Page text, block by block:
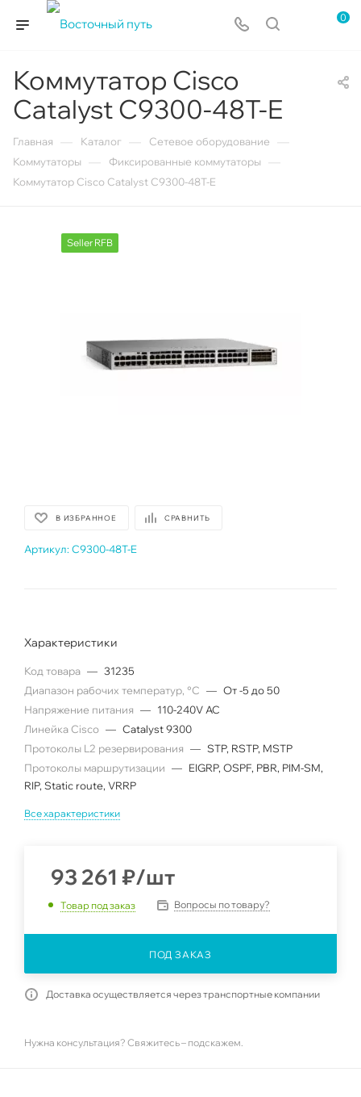
0
Коммутатор Cisco
Catalyst C9300-48T-E
Главная Каталог Сетевое оборудование
Коммутаторы Фиксированные коммутаторы
Коммутатор Cisco Catalyst C9300-48T-E
Seller RFB
В ИЗБРАННОЕ СРАВНИТЬ
Артикул: C9300-48T-E
Характеристики
Код товара — 31235
Диапазон рабочих температур, °C — От -5 до 50
Напряжение питания — 110-240V AC
Линейка Cisco — Catalyst 9300
Протоколы L2 резервирования — STP, RSTP, MSTP
Протоколы маршрутизации — EIGRP, OSPF, PBR, PIM-SM,
RIP, Static route, VRRP
Все характеристики
93 261 ₽/шт
Товар под заказ Вопросы по товару?
ПОД ЗАКАЗ
Доставка осуществляется через транспортные компании
Нужна консультация? Свяжитесь – подскажем.